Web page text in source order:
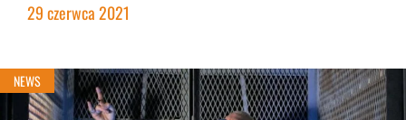
29 czerwca 2021
NEWS